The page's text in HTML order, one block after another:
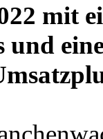
mit
und